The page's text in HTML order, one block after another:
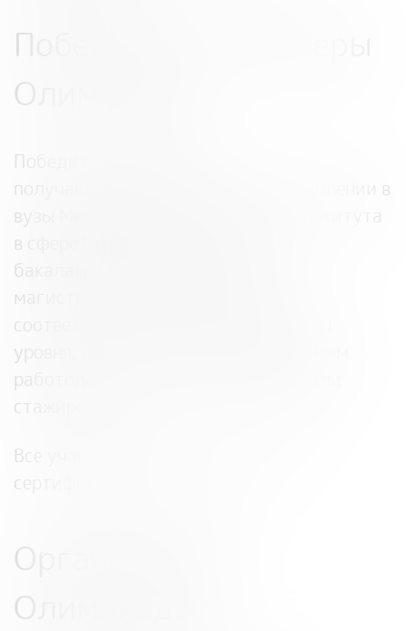
Победители и призеры
Олимпиады
Победители и призеры
получают
в
вузы Международного сетевого института
в сфере ПОД/ФТ на программы
бакалавриата, специалитета,
магистратуры и аспирантуры в
соответствии с льготами олимпиад I
уровня, приглашения к потенциальным
работодателям на собеседование или
стажировку.
Все участники Олимпиады получат
сертификат об участии.
Организаторы
Олимпиады